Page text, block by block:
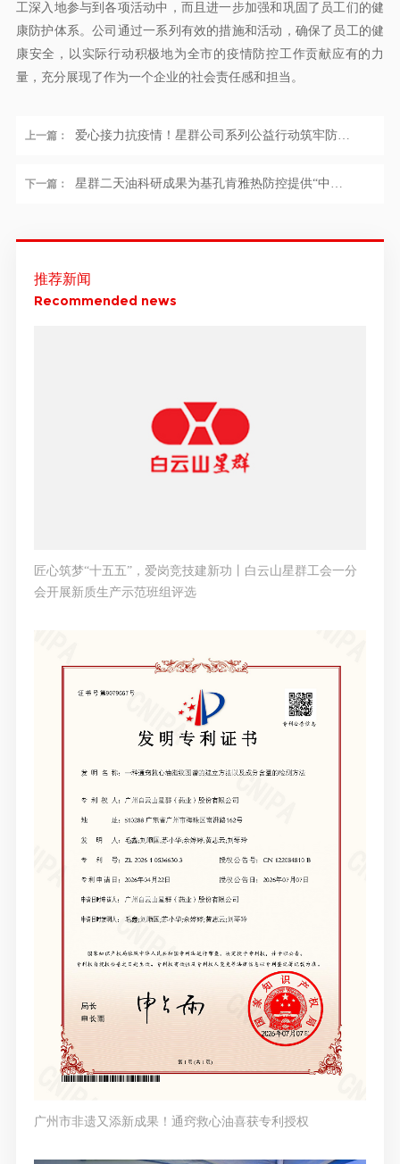
工深入地参与到各项活动中，而且进一步加强和巩固了员工们的健
康防护体系。公司通过一系列有效的措施和活动，确保了员工的健
康安全，以实际行动积极地为全市的疫情防控工作贡献应有的力
量，充分展现了作为一个企业的社会责任感和担当。
上一篇： 爱心接力抗疫情！星群公司系列公益行动筑牢防蚊
屏障
下一篇： 星群二天油科研成果为基孔肯雅热防控提供“中药
推荐新闻
Recommended news
匠心筑梦“十五五”，爱岗竞技建新功丨白云山星群工会一分
会开展新质生产示范班组评选
广州市非遗又添新成果！通窍救心油喜获专利授权